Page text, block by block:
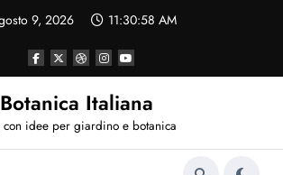
9, 2026 11:30:58 AM
Botanica Italiana
con idee per giardino e botanica